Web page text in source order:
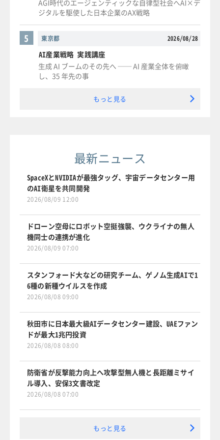
AGI時代のエージェンティックな自律型社会へAI×デ
ジタルを駆使した日本企業のAX戦略
東京都 2026/08/28
5
AI産業戦略 実践講座
生成 AI ブームのその先へ ── AI 産業全体を俯瞰
し、35 年先の事
もっと見る
最新ニュース
SpaceXとNVIDIAが最強タッグ、宇宙データセンター用
のAI衛星を共同開発
2026/08/09 12:00
ドローン空母にロボット空挺強襲、ウクライナの無人
機同士の連携が進化
2026/08/09 07:00
スタンフォード大などの研究チーム、ゲノム生成AIで1
6種の新種ウイルスを作成
2026/08/08 09:00
秋田市に日本最大級AIデータセンター建設、UAEファン
ドが最大1兆円投資
2026/08/08 08:00
防衛省が反撃能力向上へ攻撃型無人機と長距離ミサイ
ル導入、安保3文書改定
2026/08/08 07:00
もっと見る